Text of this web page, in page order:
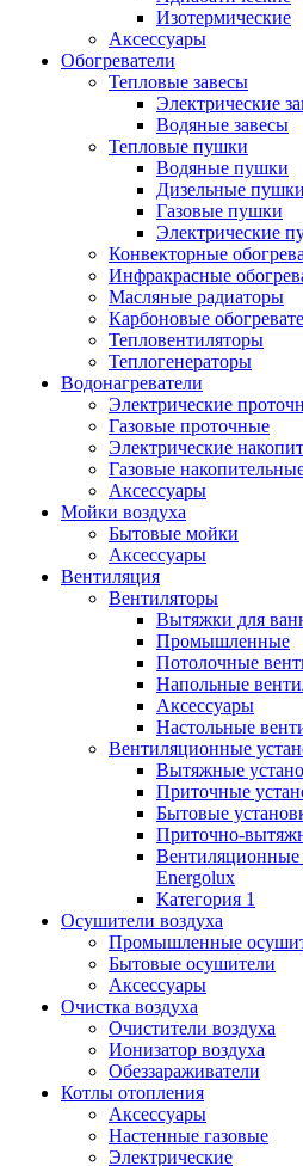
Изотермические
Аксессуары
Обогреватели
Тепловые завесы
Электрические
Водяные завесы
Тепловые пушки
Водяные пушки
Дизельные пушки
Газовые пушки
Электрические
Конвекторные
Инфракрасные
Масляные радиаторы
Карбоновые
Тепловентиляторы
Теплогенераторы
Водонагреватели
Электрические
Газовые проточные
Электрические
Газовые
Аксессуары
Мойки воздуха
Бытовые мойки
Аксессуары
Вентиляция
Вентиляторы
Вытяжки для
Промышленные
Потолочные
Напольные
Аксессуары
Настольные
Вентиляционные
Вытяжные
Приточные
Бытовые
Приточно-
Вентиляционные
Energolux
Категория 1
Осушители воздуха
Промышленные
Бытовые осушители
Аксессуары
Очистка воздуха
Очистители воздуха
Ионизатор воздуха
Обеззараживатели
Котлы отопления
Аксессуары
Настенные газовые
Электрические